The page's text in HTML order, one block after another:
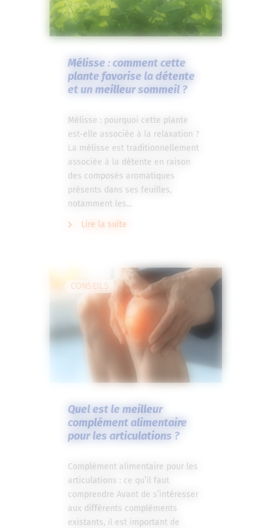
Mélisse : comment cette
plante favorise la détente
et un meilleur sommeil ?
Mélisse : pourquoi cette plante
est-elle associée à la relaxation ?
La mélisse est traditionnellement
associée à la détente en raison
des composés aromatiques
présents dans ses feuilles,
notamment les...
Lire la suite
CONSEILS
Quel est le meilleur
complément alimentaire
pour les articulations ?
Complément alimentaire pour les
articulations : ce qu’il faut
comprendre Avant de s’intéresser
aux différents compléments
existants, il est important de